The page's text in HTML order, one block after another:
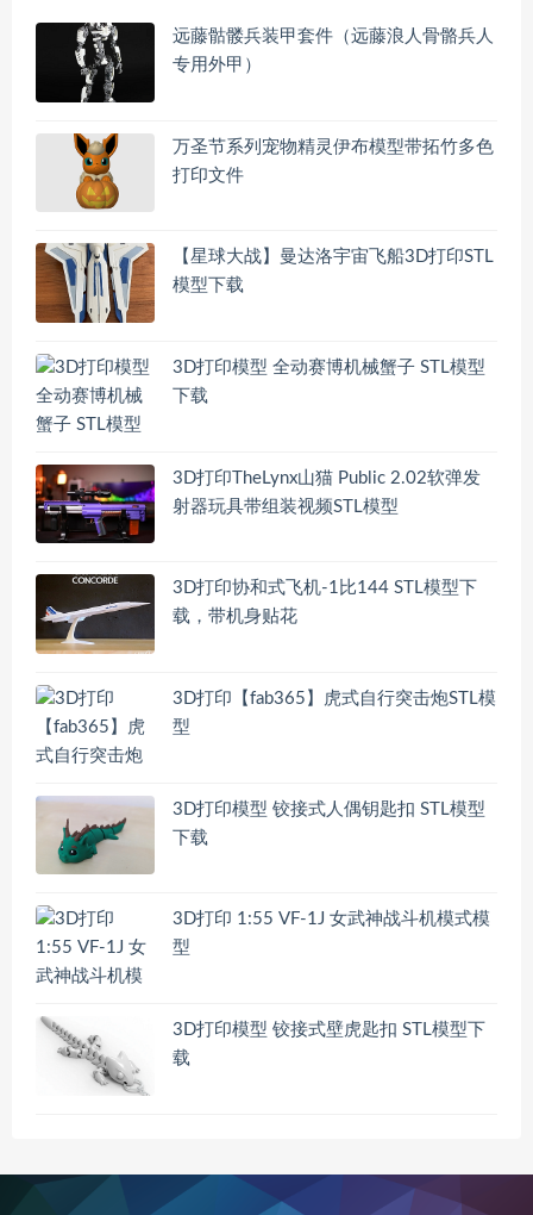
远藤骷髅兵装甲套件（远藤浪人骨骼兵人
专用外甲）
万圣节系列宠物精灵伊布模型带拓竹多色
打印文件
【星球大战】曼达洛宇宙飞船3D打印STL
模型下载
3D打印模型 全动赛博机械蟹子 STL模型
下载
3D打印TheLynx山猫 Public 2.02软弹发
射器玩具带组装视频STL模型
3D打印协和式飞机-1比144 STL模型下
载，带机身贴花
3D打印【fab365】虎式自行突击炮STL模
型
3D打印模型 铰接式人偶钥匙扣 STL模型
下载
3D打印 1:55 VF-1J 女武神战斗机模式模
型
3D打印模型 铰接式壁虎匙扣 STL模型下
载